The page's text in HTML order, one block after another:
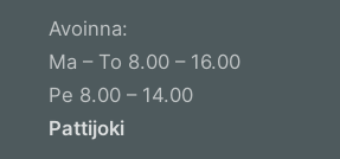
Avoinna:
Ma – To 8.00 – 16.00
Pe 8.00 – 14.00
Pattijoki